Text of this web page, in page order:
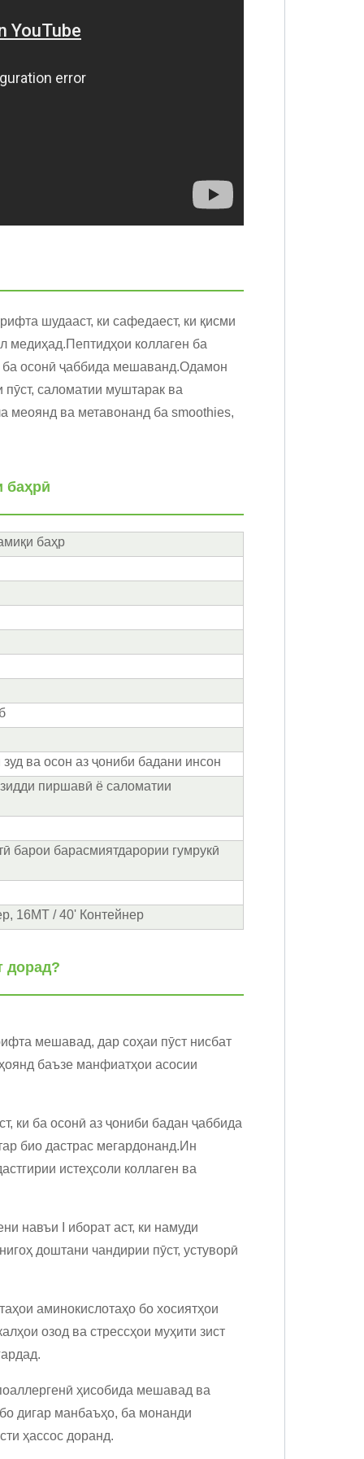
шудааст, ки сафедаест, ки қисми
медиҳад.Пептидҳои коллаген ба
ба осонӣ ҷаббида мешаванд.Одамон
пӯст, саломатии муштарак ва
меоянд ва метавонанд ба smoothies,
баҳрӣ
баҳр
ва осон аз ҷониби бадани инсон
пиршавӣ ё саломатии
барои барасмиятдарории гумрукӣ
16MT / 40' Контейнер
дорад?
мешавад, дар соҳаи пӯст нисбат
баъзе манфиатҳои асосии
ки ба осонӣ аз ҷониби бадан ҷаббида
био дастрас мегардонанд.Ин
истеҳсоли коллаген ва
навъи I иборат аст, ки намуди
доштани чандирии пӯст, устуворӣ
аминокислотаҳо бо хосиятҳои
озод ва стрессҳои муҳити зист
ҳисобида мешавад ва
дигар манбаъҳо, ба монанди
ҳассос доранд.